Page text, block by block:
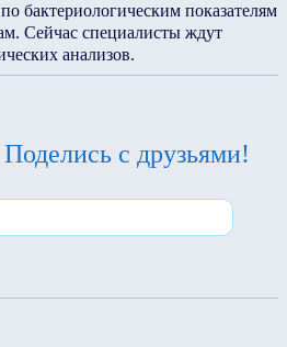
бактериологическим показателям
Сейчас специалисты ждут
анализов.
с друзьями!